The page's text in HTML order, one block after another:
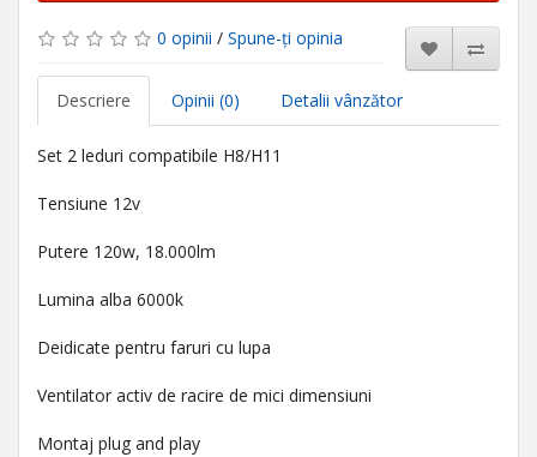
0 opinii / Spune-ţi opinia
Descriere Opinii (0) Detalii vânzător
Set 2 leduri compatibile H8/H11
Tensiune 12v
Putere 120w, 18.000lm
Lumina alba 6000k
Deidicate pentru faruri cu lupa
Ventilator activ de racire de mici dimensiuni
Montaj plug and play